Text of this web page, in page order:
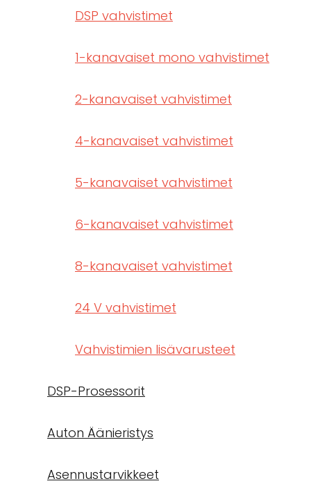
DSP vahvistimet
1-kanavaiset mono vahvistimet
2-kanavaiset vahvistimet
4-kanavaiset vahvistimet
5-kanavaiset vahvistimet
6-kanavaiset vahvistimet
8-kanavaiset vahvistimet
24 V vahvistimet
Vahvistimien lisävarusteet
DSP-Prosessorit
Auton Äänieristys
Asennustarvikkeet